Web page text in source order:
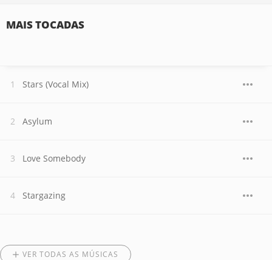
MAIS TOCADAS
Stars (Vocal Mix)
Asylum
Love Somebody
Stargazing
VER TODAS AS MÚSICAS